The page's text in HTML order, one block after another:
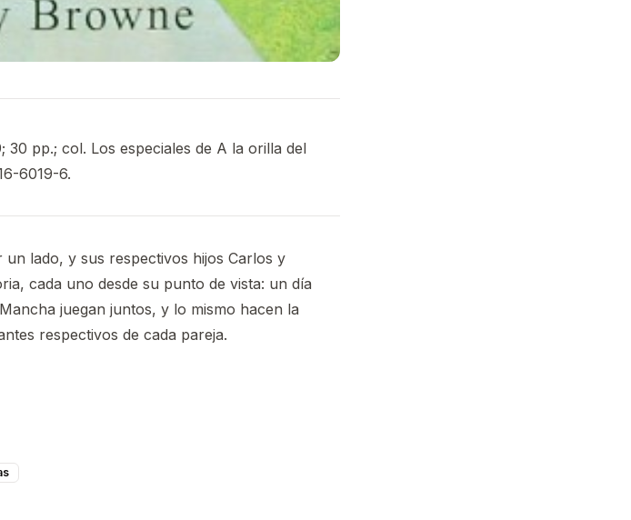
pp.; col. Los especiales de A la orilla del
6019-6.
lado, y sus respectivos hijos Carlos y
cada uno desde su punto de vista: un día
juegan juntos, y lo mismo hacen la
respectivos de cada pareja.